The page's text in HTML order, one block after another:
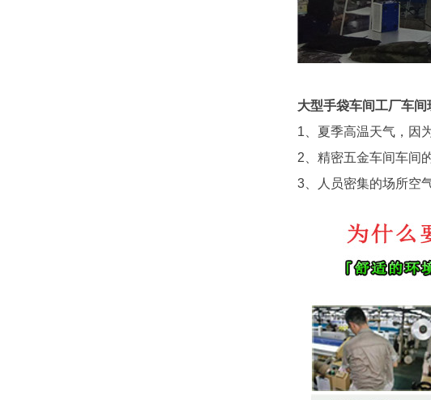
大型手袋车间工厂车间
1、夏季高温天气，因
2、精密五金车间车间
3、人员密集的场所空